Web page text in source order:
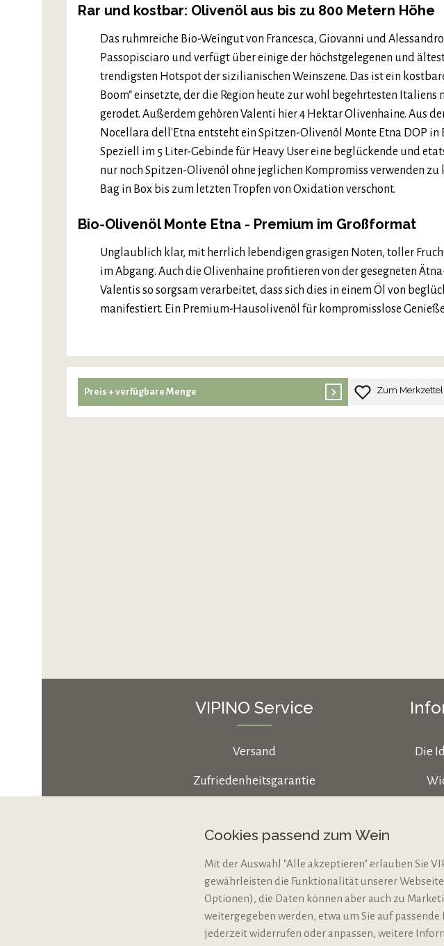
Rar und kostbar: Olivenöl aus bis zu 800 Metern Höhe
Das ruhmreiche Bio-Weingut von Francesca, Giovanni und
Passopisciaro und verfügt über einige der höchstgelegenen und
trendigsten Hotspot der sizilianischen Weinszene. Das ist ein
Boom“ einsetzte, der die Region heute zur wohl begehrtesten
gerodet. Außerdem gehören Valenti hier 4 Hektar Olivenhaine. Aus
Nocellara dell'Etna entsteht ein Spitzen-Olivenöl Monte Etna DOP
Speziell im 5 Liter-Gebinde für Heavy User eine beglückende und
nur noch Spitzen-Olivenöl ohne jeglichen Kompromiss verwenden
Bag in Box bis zum letzten Tropfen von Oxidation verschont.
Bio-Olivenöl Monte Etna - Premium im Großformat
Unglaublich klar, mit herrlich lebendigen grasigen Noten, toller
im Abgang. Auch die Olivenhaine profitieren von der gesegneten
Valentis so sorgsam verarbeitet, dass sich dies in einem Öl von
manifestiert. Ein Premium-Hausolivenöl für kompromisslose
Preis + verfügbare Menge Zum
VIPINO Service
Versand
Zufriedenheitsgarantie
Cookie-Einstellungen
Bio-Zertifizierung
VERTRAG WIDERRUFEN
Die
Cookies passend zum Wein
Mit der Auswahl "Alle akzeptieren" erlauben Sie
gewährleisten die Funktionalität unserer
Optionen), die Daten können aber auch zu
weitergegeben werden, etwa um Sie auf
jederzeit widerrufen oder anpassen, weitere